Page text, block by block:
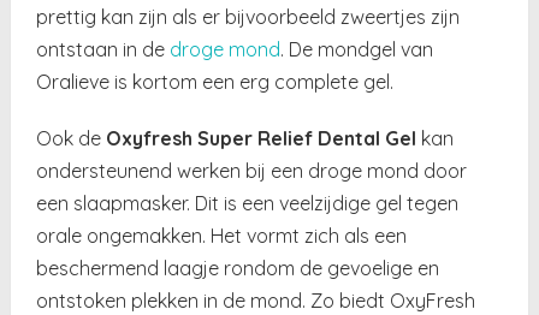
prettig kan zijn als er bijvoorbeeld zweertjes zijn
ontstaan in de droge mond. De mondgel van
Oralieve is kortom een erg complete gel.
Ook de Oxyfresh Super Relief Dental Gel kan
ondersteunend werken bij een droge mond door
een slaapmasker. Dit is een veelzijdige gel tegen
orale ongemakken. Het vormt zich als een
beschermend laagje rondom de gevoelige en
ontstoken plekken in de mond. Zo biedt OxyFresh